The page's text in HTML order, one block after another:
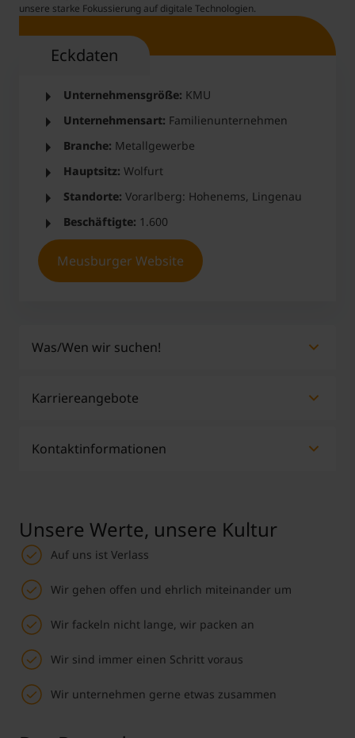
unsere starke Fokussierung auf digitale Technologien.
Eckdaten
Unternehmensgröße: KMU
Unternehmensart: Familienunternehmen
Branche: Metallgewerbe
Hauptsitz: Wolfurt
Standorte: Vorarlberg: Hohenems, Lingenau
Beschäftigte: 1.600
Meusburger Website
Was/Wen wir suchen!
Praktika & Werkstudenten
und IT-Bereich
Karriereangebote
Sommerjobs x
Werkvertragstätigkeiten
Abschlussarbeiten x
Einstiegsjobs x
Kontaktinformationen
Kesselstraße 42, A-6960 Wolfurt
+43 5574 67061481
S.Feurstein@meusburger.com
Unsere Werte, unsere Kultur
Auf uns ist Verlass
Wir gehen offen und ehrlich miteinander um
Wir fackeln nicht lange, wir packen an
Wir sind immer einen Schritt voraus
Wir unternehmen gerne etwas zusammen